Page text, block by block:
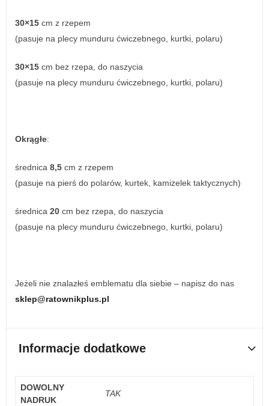
30×15 cm z rzepem
(pasuje na plecy munduru ćwiczebnego, kurtki, polaru)
30×15 cm bez rzepa, do naszycia
(pasuje na plecy munduru ćwiczebnego, kurtki, polaru)
Okrągłe:
średnica 8,5 cm z rzepem
(pasuje na pierś do polarów, kurtek, kamizelek taktycznych)
średnica 20 cm bez rzepa, do naszycia
(pasuje na plecy munduru ćwiczebnego, kurtki, polaru)
Jeżeli nie znalazłeś emblematu dla siebie – napisz do nas
sklep@ratownikplus.pl
Informacje dodatkowe
DOWOLNY
NADRUK
TAK